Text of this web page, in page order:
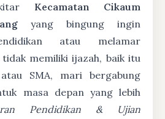
Kecamatan Cikaum
yang bingung ingin
atau melamar
memiliki ijazah, baik itu
SMA, mari bergabung
masa depan yang lebih
Pendidikan & Ujian